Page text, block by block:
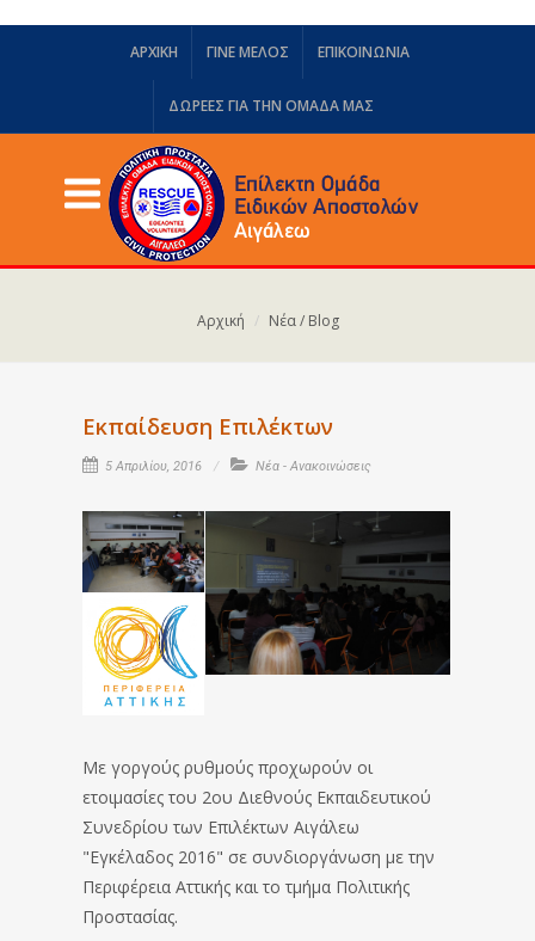
ΑΡΧΙΚΗ ΓΙΝΕ ΜΕΛΟΣ ΕΠΙΚΟΙΝΩΝΙΑ
ΔΩΡΕΈΣ ΓΙΑ ΤΗΝ ΟΜΆΔΑ ΜΑΣ
Αρχική Νέα / Blog
Εκπαίδευση Επιλέκτων
5 Απριλίου, 2016 Νέα - Ανακοινώσεις
Με γοργούς ρυθμούς προχωρούν οι
ετοιμασίες του 2ου Διεθνούς Εκπαιδευτικού
Συνεδρίου των Επιλέκτων Αιγάλεω
"Εγκέλαδος 2016" σε συνδιοργάνωση με την
Περιφέρεια Αττικής και το τμήμα Πολιτικής
Προστασίας.